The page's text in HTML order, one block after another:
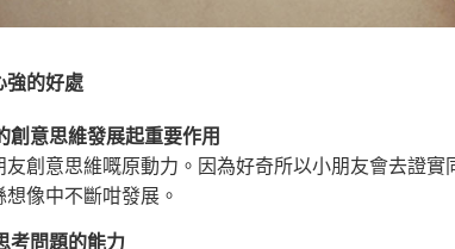
強的好處
創意思維發展起重要作用
友創意思維嘅原動力。因為好奇所以小朋友會去證
像中不斷咁發展。
考問題的能力